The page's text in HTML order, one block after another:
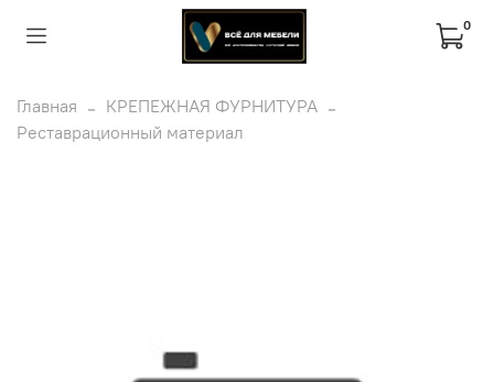
0
Главная
КРЕПЕЖНАЯ ФУРНИТУРА
Реставрационный материал